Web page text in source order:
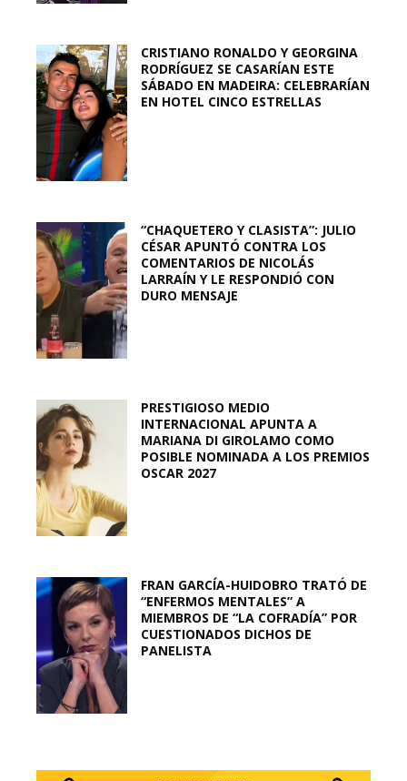
CRISTIANO RONALDO Y GEORGINA
RODRÍGUEZ SE CASARÍAN ESTE
SÁBADO EN MADEIRA: CELEBRARÍAN
EN HOTEL CINCO ESTRELLAS
“CHAQUETERO Y CLASISTA”: JULIO
CÉSAR APUNTÓ CONTRA LOS
COMENTARIOS DE NICOLÁS
LARRAÍN Y LE RESPONDIÓ CON
DURO MENSAJE
PRESTIGIOSO MEDIO
INTERNACIONAL APUNTA A
MARIANA DI GIROLAMO COMO
POSIBLE NOMINADA A LOS PREMIOS
OSCAR 2027
FRAN GARCÍA-HUIDOBRO TRATÓ DE
“ENFERMOS MENTALES” A
MIEMBROS DE “LA COFRADÍA” POR
CUESTIONADOS DICHOS DE
PANELISTA